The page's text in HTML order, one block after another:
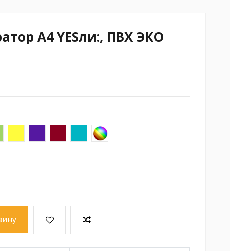
А4 YESли:, ПВХ ЭКО
БордовыйБирюзовый
Ассорти